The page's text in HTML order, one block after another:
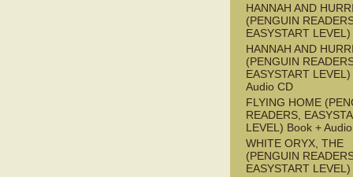
HANNAH AND
(PENGUIN
EASYSTART
HANNAH AND
(PENGUIN
EASYSTART
Audio CD
FLYING HOME
READERS,
LEVEL) Book +
WHITE ORYX, THE
(PENGUIN
EASYSTART